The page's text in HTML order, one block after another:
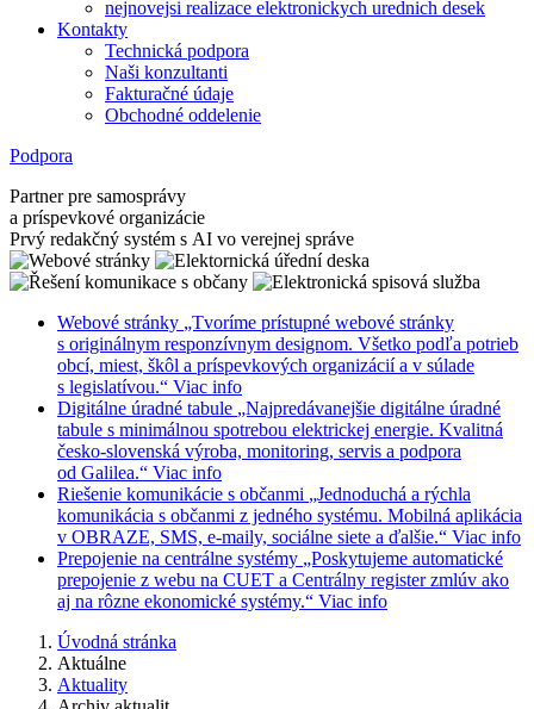
nejnovejsi realizace elektronickych urednich desek
Kontakty
Technická podpora
Naši konzultanti
Fakturačné údaje
Obchodné oddelenie
Podpora
Partner pre samosprávy
a príspevkové organizácie
Prvý redakčný systém s AI vo verejnej správe
Webové stránky „Tvoríme prístupné webové stránky
s originálnym responzívnym designom. Všetko podľa potrieb
obcí, miest, škôl a príspevkových organizácií a v súlade
s legislatívou.“ Viac info
Digitálne úradné tabule „Najpredávanejšie digitálne úradné
tabule s minimálnou spotrebou elektrickej energie. Kvalitná
česko-slovenská výroba, monitoring, servis a podpora
od Galilea.“ Viac info
Riešenie komunikácie s občanmi „Jednoduchá a rýchla
komunikácia s občanmi z jedného systému. Mobilná aplikácia
v OBRAZE, SMS, e-maily, sociálne siete a ďalšie.“ Viac info
Prepojenie na centrálne systémy „Poskytujeme automatické
prepojenie z webu na CUET a Centrálny register zmlúv ako
aj na rôzne ekonomické systémy.“ Viac info
Úvodná stránka
Aktuálne
Aktuality